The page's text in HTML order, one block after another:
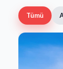
Tümü